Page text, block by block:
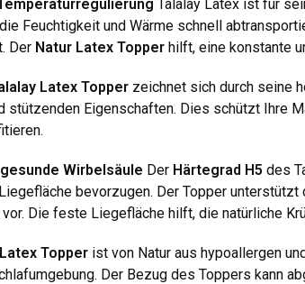
Talalay Latex ist für
Feuchtigkeit und Wärme schnell
Der Natur Latex Topper hilft, eine konstante
Latex Topper zeichnet sich durch seine
stützenden Eigenschaften. Dies schützt Ihre
Wirbelsäule Der Härtegrad H5 des
bevorzugen. Der Topper
Die feste Liegefläche hilft, die natürliche
Topper ist von Natur aus hypoallergen
Der Bezug des Toppers kann